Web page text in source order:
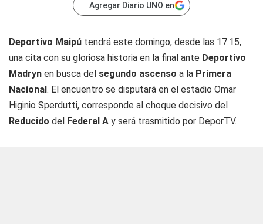
Agregar Diario UNO en
Deportivo Maipú tendrá este domingo, desde las 17.15,
una cita con su gloriosa historia en la final ante Deportivo
Madryn en busca del segundo ascenso a la Primera
Nacional. El encuentro se disputará en el estadio Omar
Higinio Sperdutti, corresponde al choque decisivo del
Reducido del Federal A y será trasmitido por DeporTV.